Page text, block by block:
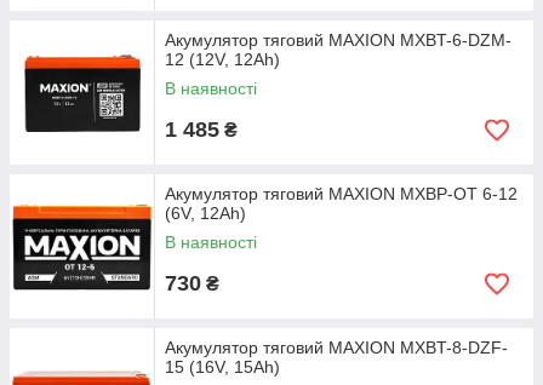
Акумулятор тяговий MAXION MXBT-6-DZM-
12 (12V, 12Аh)
В наявності
1 485 ₴
Акумулятор тяговий MAXION MXBP-OT 6-12
(6V, 12Аh)
В наявності
730 ₴
Акумулятор тяговий MAXION MXBT-8-DZF-
15 (16V, 15Аh)